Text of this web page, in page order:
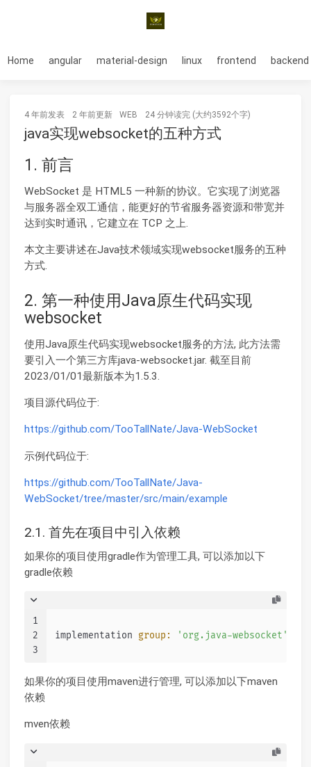
Home angular material-design linux frontend backend
4 年前发表 2 年前更新 WEB 24 分钟读完 (大约3592个字)
java实现websocket的五种方式
1. 前言
WebSocket 是 HTML5 一种新的协议。它实现了浏览器
与服务器全双工通信，能更好的节省服务器资源和带宽并
达到实时通讯，它建立在 TCP 之上.
本文主要讲述在Java技术领域实现websocket服务的五种
方式.
2. 第一种使用Java原生代码实现
websocket
使用Java原生代码实现websocket服务的方法, 此方法需
要引入一个第三方库java-websocket.jar. 截至目前
2023/01/01最新版本为1.5.3.
项目源代码位于:
https://github.com/TooTallNate/Java-WebSocket
示例代码位于:
https://github.com/TooTallNate/Java-
WebSocket/tree/master/src/main/example
2.1. 首先在项目中引入依赖
如果你的项目使用gradle作为管理工具, 可以添加以下
gradle依赖
1
2
3
implementation group: 'org.java-websocket'
如果你的项目使用maven进行管理, 可以添加以下maven
依赖
mven依赖